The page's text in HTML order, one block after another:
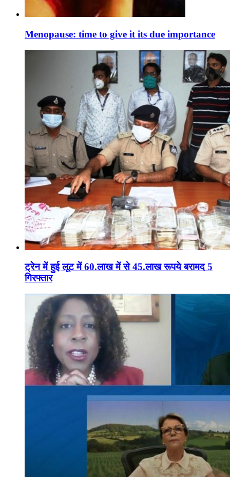
Menopause: time to give it its due importance
ट्रेन में हुई लूट में 60.लाख में से 45.लाख रूपये बरामद 5
गिरफ्तार